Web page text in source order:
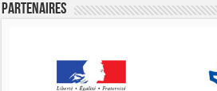
Partenaires